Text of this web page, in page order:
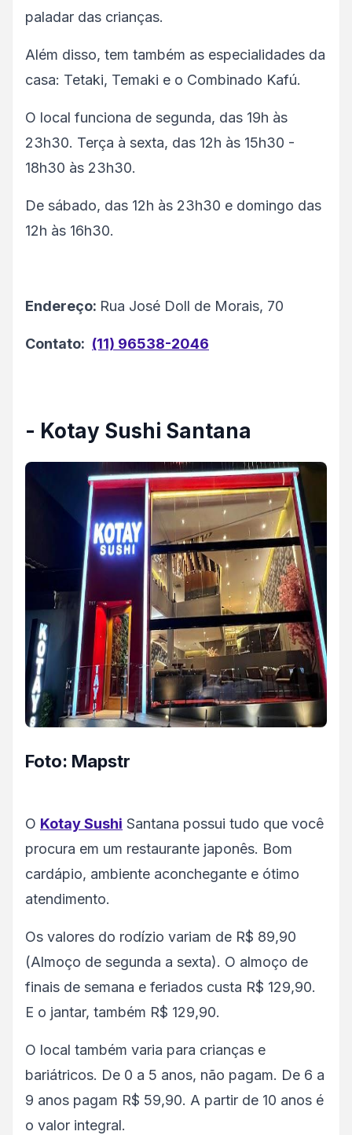
paladar das crianças.
Além disso, tem também as especialidades da
casa: Tetaki, Temaki e o Combinado Kafú.
O local funciona de segunda, das 19h às
23h30. Terça à sexta, das 12h às 15h30 -
18h30 às 23h30.
De sábado, das 12h às 23h30 e domingo das
12h às 16h30.
Endereço: Rua José Doll de Morais, 70
Contato: (11) 96538-2046
- Kotay Sushi Santana
Foto: Mapstr
O Kotay Sushi Santana possui tudo que você
procura em um restaurante japonês. Bom
cardápio, ambiente aconchegante e ótimo
atendimento.
Os valores do rodízio variam de R$ 89,90
(Almoço de segunda a sexta). O almoço de
finais de semana e feriados custa R$ 129,90.
E o jantar, também R$ 129,90.
O local também varia para crianças e
bariátricos. De 0 a 5 anos, não pagam. De 6 a
9 anos pagam R$ 59,90. A partir de 10 anos é
o valor integral.